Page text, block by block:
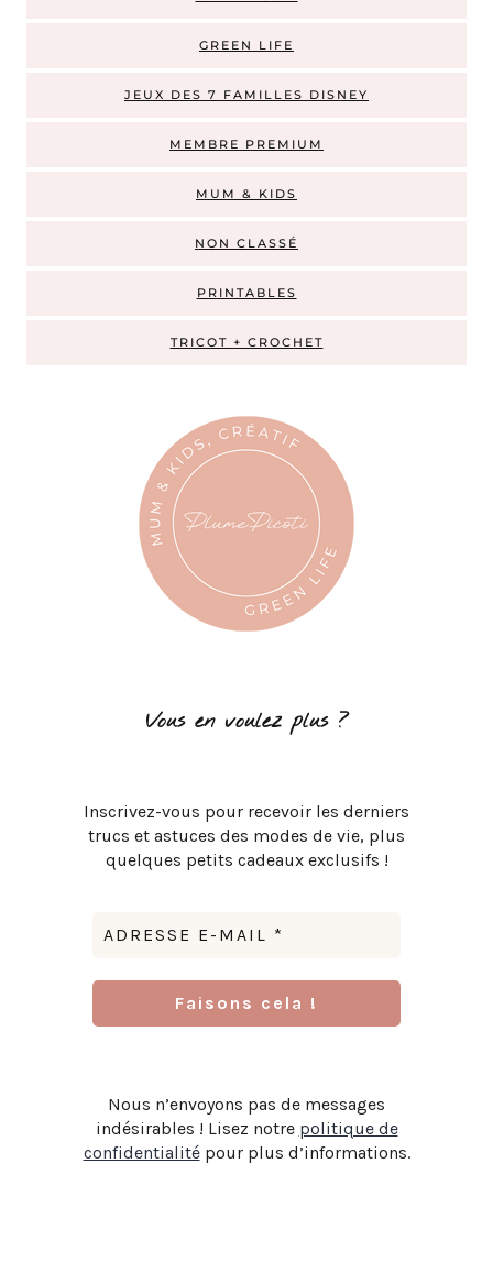
GREEN LIFE
JEUX DES 7 FAMILLES DISNEY
MEMBRE PREMIUM
MUM & KIDS
NON CLASSÉ
PRINTABLES
TRICOT + CROCHET
Vous en voulez plus ?
Inscrivez-vous pour recevoir les derniers
trucs et astuces des modes de vie, plus
quelques petits cadeaux exclusifs !
Nous n’envoyons pas de messages
indésirables ! Lisez notre politique de
confidentialitépour plus d’informations.